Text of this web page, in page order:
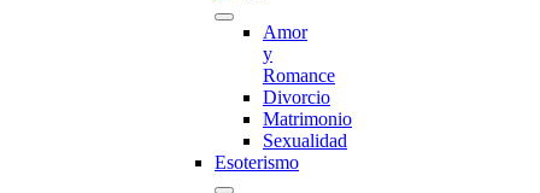
Amor
y
Romance
Divorcio
Matrimonio
Sexualidad
Esoterismo